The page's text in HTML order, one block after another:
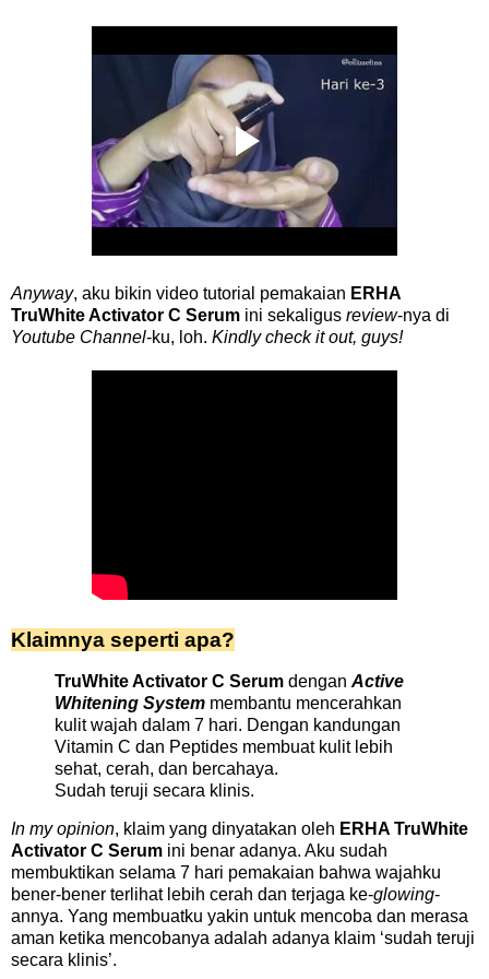
Anyway, aku bikin video tutorial pemakaian ERHA
TruWhite Activator C Serum ini sekaligus review-nya di
Youtube Channel-ku, loh. Kindly check it out, guys!
Klaimnya seperti apa?
TruWhite Activator C Serum dengan Active
Whitening System membantu mencerahkan
kulit wajah dalam 7 hari. Dengan kandungan
Vitamin C dan Peptides membuat kulit lebih
sehat, cerah, dan bercahaya.
Sudah teruji secara klinis.
In my opinion, klaim yang dinyatakan oleh ERHA TruWhite
Activator C Serum ini benar adanya. Aku sudah
membuktikan selama 7 hari pemakaian bahwa wajahku
bener-bener terlihat lebih cerah dan terjaga ke-glowing-
annya. Yang membuatku yakin untuk mencoba dan merasa
aman ketika mencobanya adalah adanya klaim ‘sudah teruji
secara klinis’.